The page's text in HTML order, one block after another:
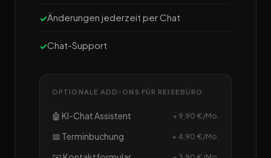
Änderungen jederzeit per Chat
Chat-Support
OPTIONALE ADD-ONS FÜR REISEBÜRO
🤖 KI-Chat Assistent + 9,90 €/Mo.
📅 Terminbuchung + 4,90 €/Mo.